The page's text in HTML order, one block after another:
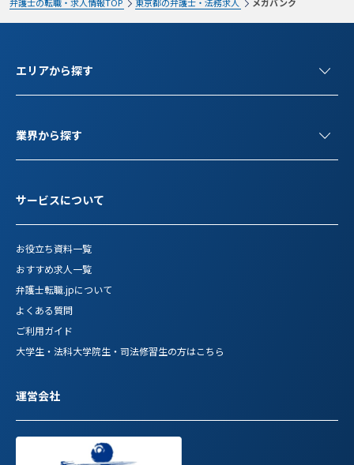
弁護士の転職・求人情報TOP 東京都の弁護士・法務求人 メガバンク
エリアから探す
業界から探す
サービスについて
お役立ち資料一覧
おすすめ求人一覧
弁護士転職.jpについて
よくある質問
ご利用ガイド
大学生・法科大学院生・司法修習生の方はこちら
運営会社